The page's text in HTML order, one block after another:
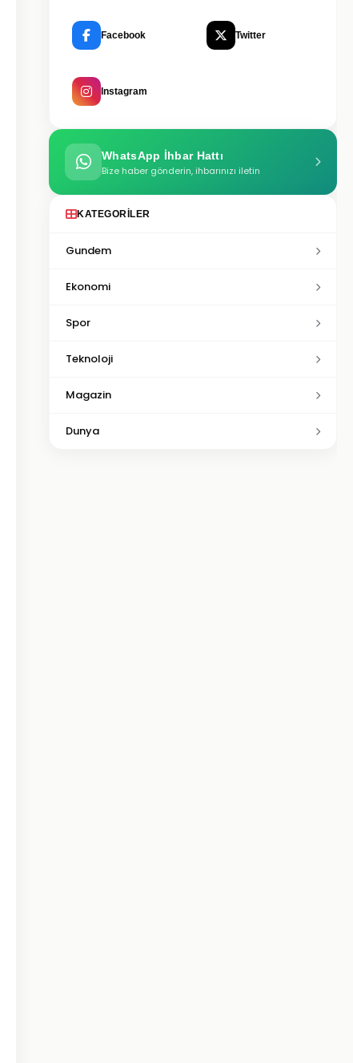
Facebook Twitter
Instagram
WhatsApp İhbar Hattı
Bize haber gönderin, ihbarınızı iletin
KATEGORILER
Gundem
Ekonomi
Spor
Teknoloji
Magazin
Dunya